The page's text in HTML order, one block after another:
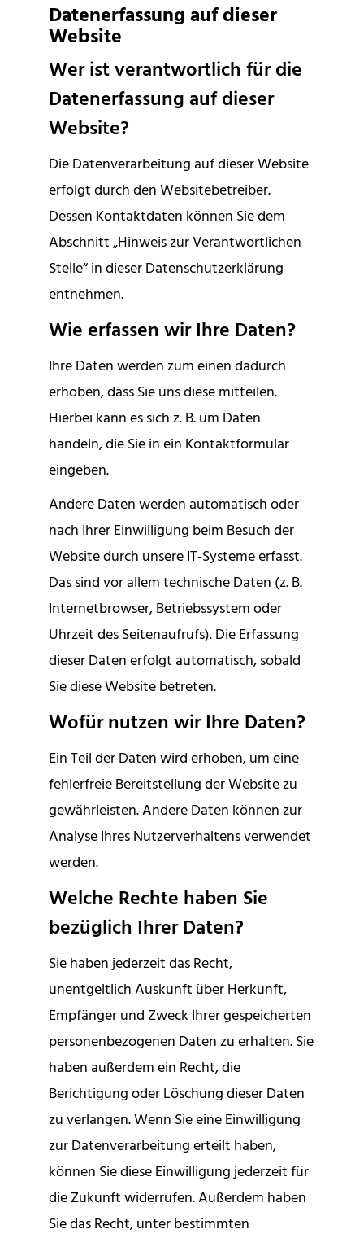
Datenerfassung auf dieser
Website
Wer ist verantwortlich für die
Datenerfassung auf dieser
Website?
Die Datenverarbeitung auf dieser Website
erfolgt durch den Websitebetreiber.
Dessen Kontaktdaten können Sie dem
Abschnitt „Hinweis zur Verantwortlichen
Stelle“ in dieser Datenschutzerklärung
entnehmen.
Wie erfassen wir Ihre Daten?
Ihre Daten werden zum einen dadurch
erhoben, dass Sie uns diese mitteilen.
Hierbei kann es sich z. B. um Daten
handeln, die Sie in ein Kontaktformular
eingeben.
Andere Daten werden automatisch oder
nach Ihrer Einwilligung beim Besuch der
Website durch unsere IT-Systeme erfasst.
Das sind vor allem technische Daten (z. B.
Internetbrowser, Betriebssystem oder
Uhrzeit des Seitenaufrufs). Die Erfassung
dieser Daten erfolgt automatisch, sobald
Sie diese Website betreten.
Wofür nutzen wir Ihre Daten?
Ein Teil der Daten wird erhoben, um eine
fehlerfreie Bereitstellung der Website zu
gewährleisten. Andere Daten können zur
Analyse Ihres Nutzerverhaltens verwendet
werden.
Welche Rechte haben Sie
bezüglich Ihrer Daten?
Sie haben jederzeit das Recht,
unentgeltlich Auskunft über Herkunft,
Empfänger und Zweck Ihrer gespeicherten
personenbezogenen Daten zu erhalten. Sie
haben außerdem ein Recht, die
Berichtigung oder Löschung dieser Daten
zu verlangen. Wenn Sie eine Einwilligung
zur Datenverarbeitung erteilt haben,
können Sie diese Einwilligung jederzeit für
die Zukunft widerrufen. Außerdem haben
Sie das Recht, unter bestimmten